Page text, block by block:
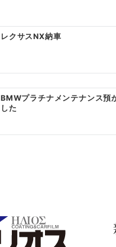
レクサスNX納車
BMWプラチナメンテナンス預
した